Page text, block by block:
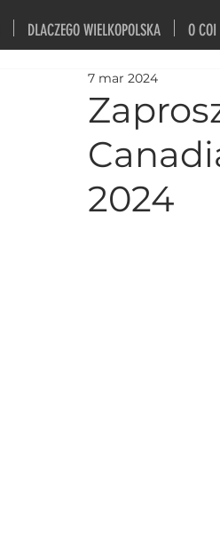
DLACZEGO WIELKOPOLSKA O COI
2024
7 mar 2024